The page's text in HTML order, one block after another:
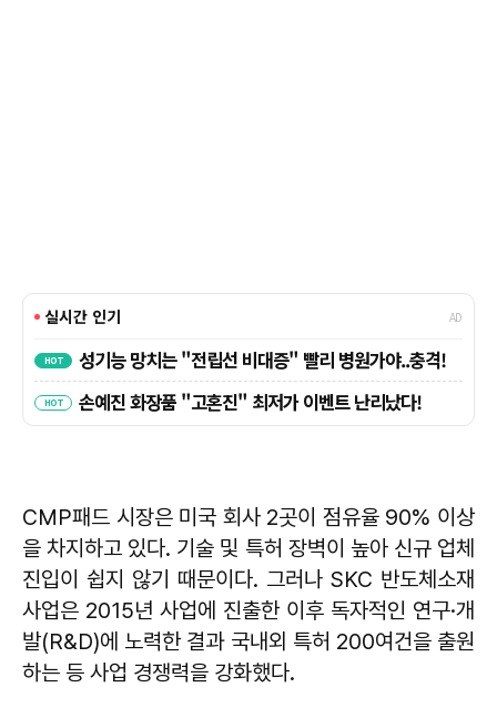
CMP패드 시장은 미국 회사 2곳이 점유율 90% 이상
을 차지하고 있다. 기술 및 특허 장벽이 높아 신규 업체
진입이 쉽지 않기 때문이다. 그러나 SKC 반도체소재
사업은 2015년 사업에 진출한 이후 독자적인 연구·개
발(R&D)에 노력한 결과 국내외 특허 200여건을 출원
하는 등 사업 경쟁력을 강화했다.